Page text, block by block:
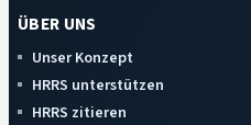
ÜBER UNS
Unser Konzept
HRRS unterstützen
HRRS zitieren